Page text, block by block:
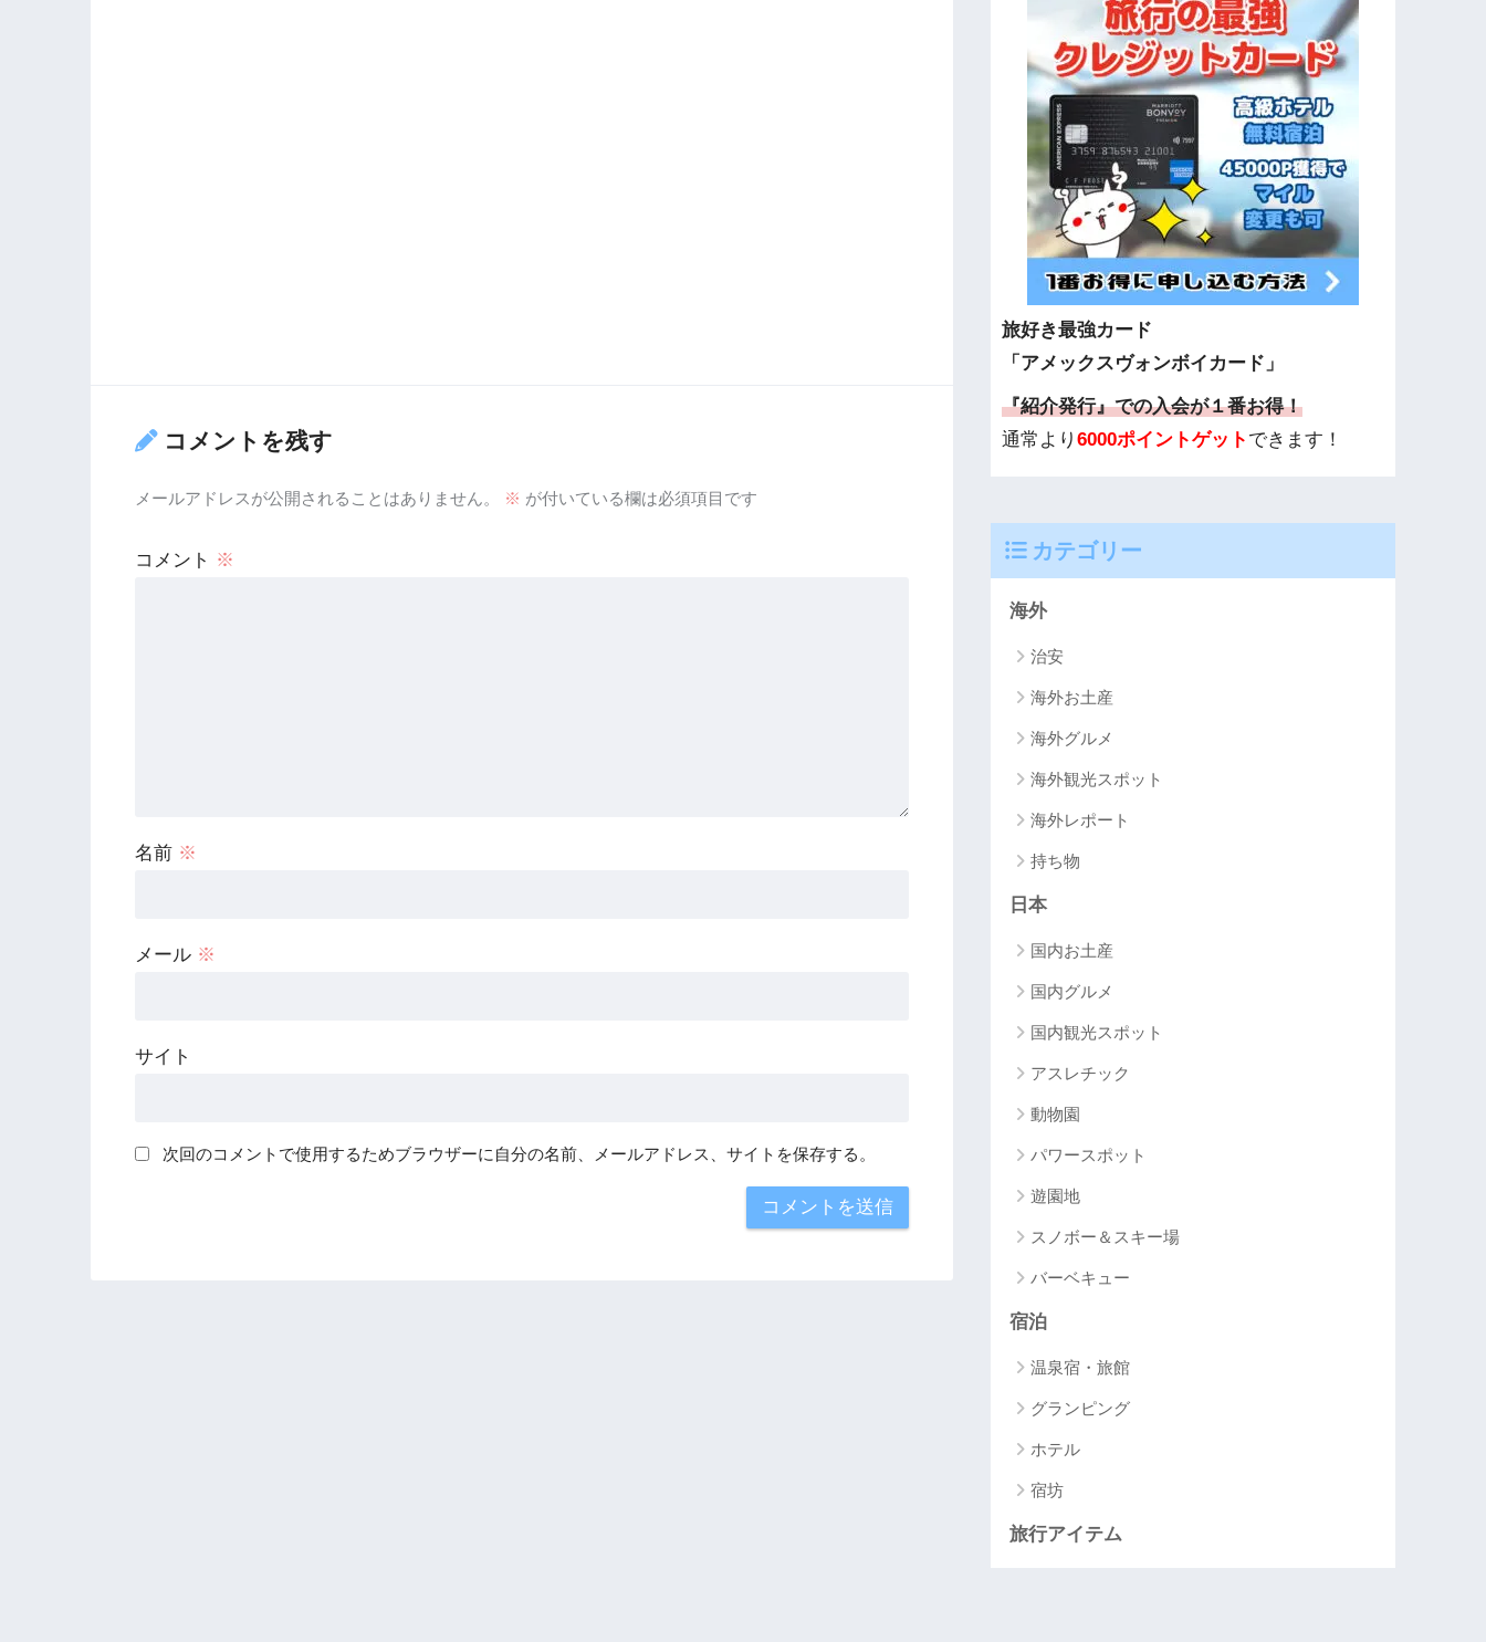
コメントを残す
メールアドレスが公開されることはありません。 ※ が付いている欄は必須項目です
コメント ※
名前 ※
メール ※
サイト
次回のコメントで使用するためブラウザーに自分の名前、メールアドレス、サイトを保存する。
旅好き最強カード
「アメックスヴォンボイカード」
『紹介発行』での入会が１番お得！
通常より6000ポイントゲット できます！
カテゴリー
海外
治安
海外お土産
海外グルメ
海外観光スポット
海外レポート
持ち物
日本
国内お土産
国内グルメ
国内観光スポット
アスレチック
動物園
パワースポット
遊園地
スノボー＆スキー場
バーベキュー
宿泊
温泉宿・旅館
グランピング
ホテル
宿坊
旅行アイテム